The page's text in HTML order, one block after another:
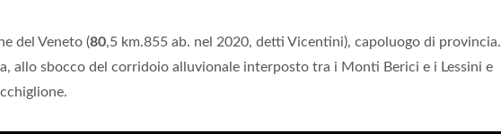
del Veneto (80,5 km.855 ab. nel 2020, detti Vicentini), capoluogo di provincia.
allo sbocco del corridoio alluvionale interposto tra i Monti Berici e i Lessini e